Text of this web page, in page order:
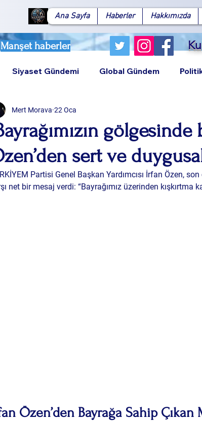
Ana Sayfa Haberler Hakkımızda
Manşet haberler
FacebookX
Siyaset Gündemi Global Gündem
Rumeli
sert ve
Mert Morava 22 Oca
Partisi Genel Başkan Yardımcısı İrfan Özen,
net bir mesaj verdi: “Bayrağımız üzerinden kışkırtma
Özen’den Bayrağa Sahip Çıkan